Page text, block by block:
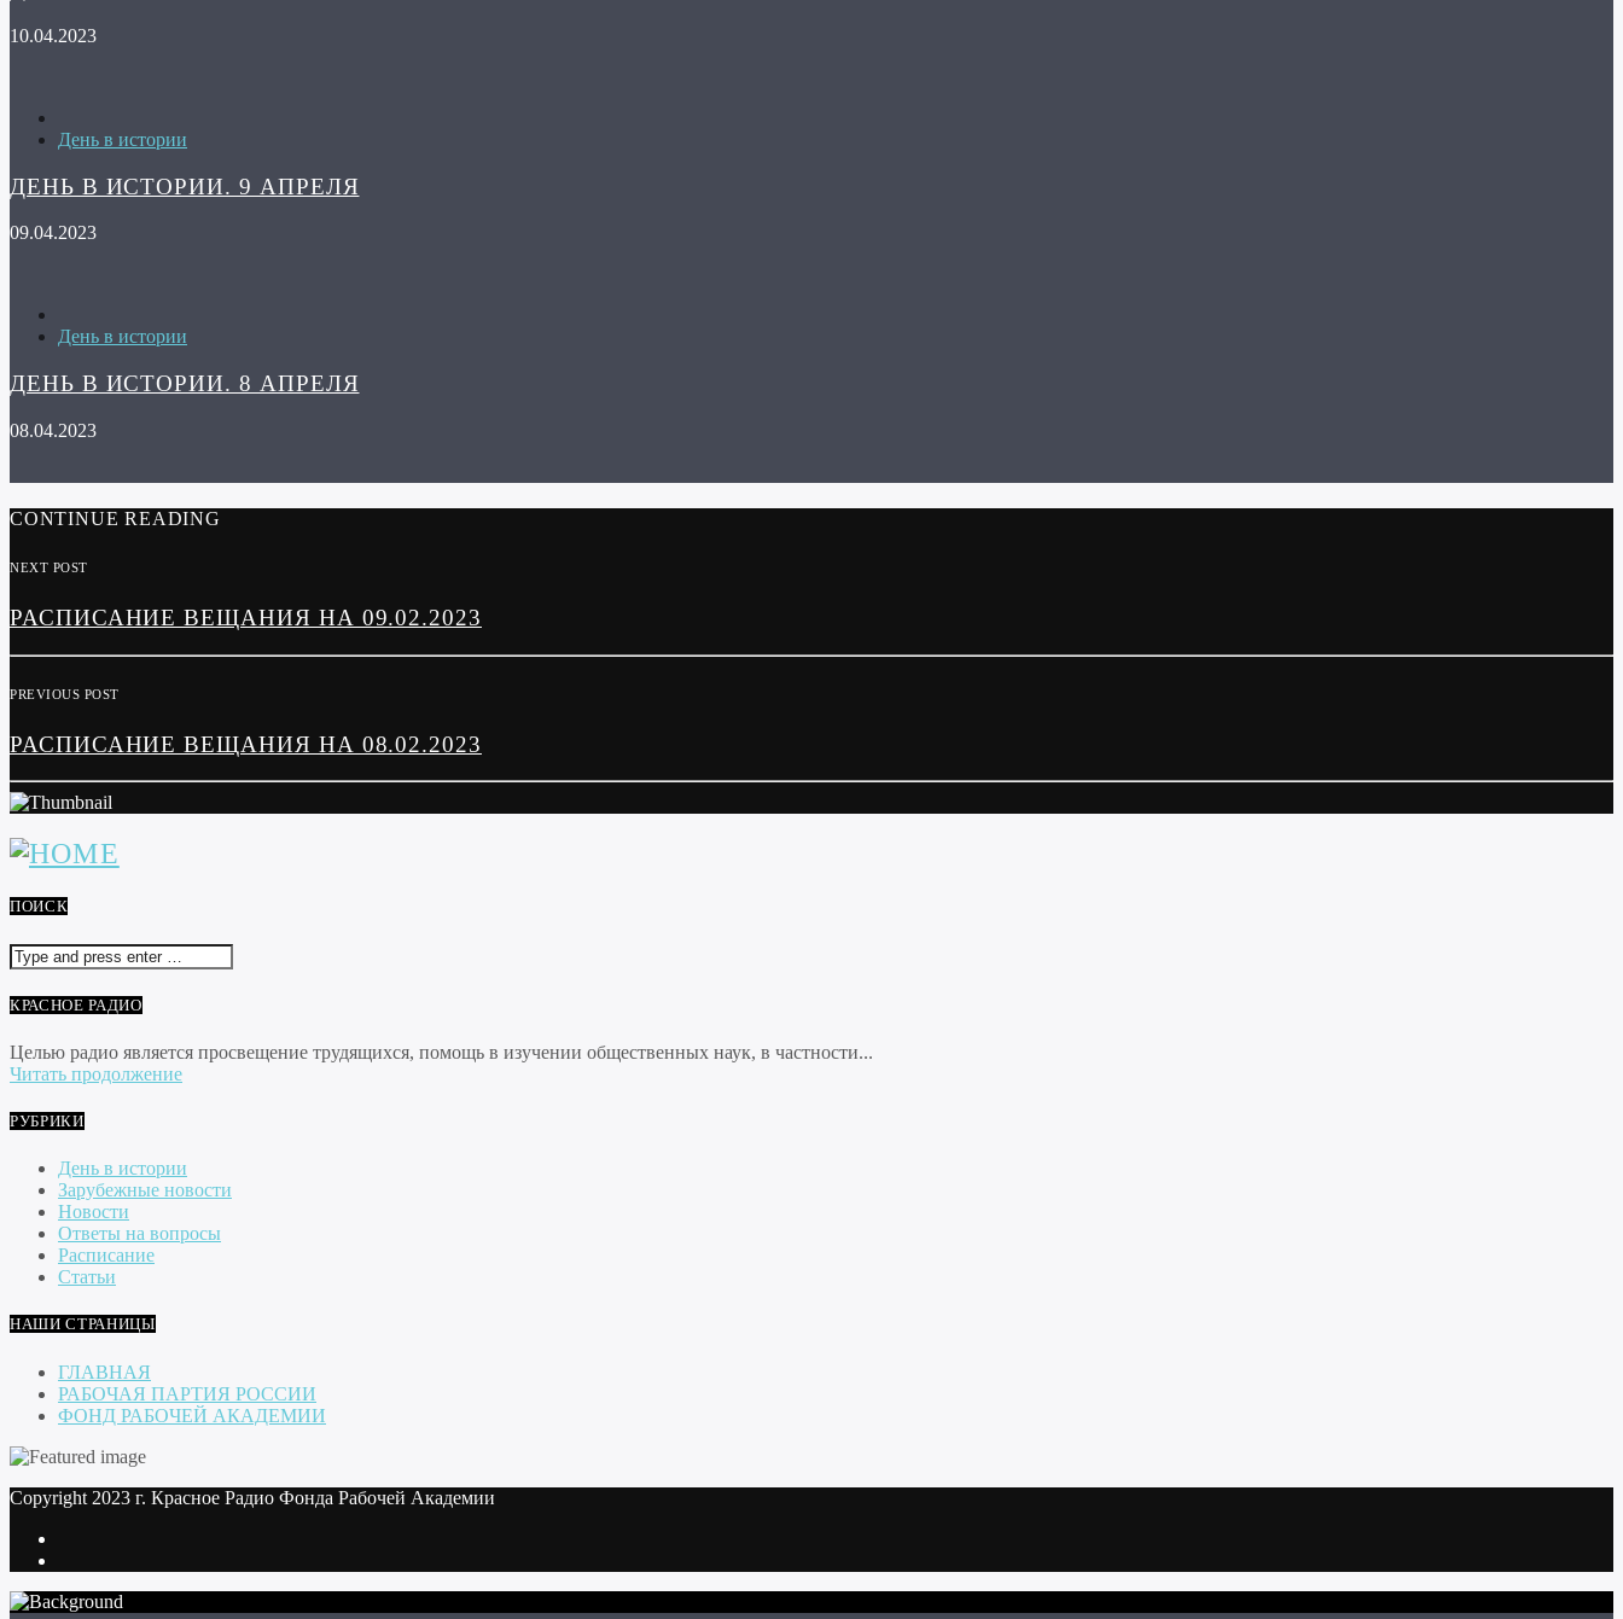
10.04.2023
День в истории
ДЕНЬ В ИСТОРИИ. 9 АПРЕЛЯ
09.04.2023
День в истории
ДЕНЬ В ИСТОРИИ. 8 АПРЕЛЯ
08.04.2023
CONTINUE READING
NEXT POST
РАСПИСАНИЕ ВЕЩАНИЯ НА 09.02.2023
PREVIOUS POST
РАСПИСАНИЕ ВЕЩАНИЯ НА 08.02.2023
ПОИСК
КРАСНОЕ РАДИО
Целью радио является просвещение трудящихся, помощь в изучении общественных наук, в частности...
Читать продолжение
РУБРИКИ
День в истории
Зарубежные новости
Новости
Ответы на вопросы
Расписание
Статьи
НАШИ СТРАНИЦЫ
ГЛАВНАЯ
РАБОЧАЯ ПАРТИЯ РОССИИ
ФОНД РАБОЧЕЙ АКАДЕМИИ
Copyright 2023 г. Красное Радио Фонда Рабочей Академии